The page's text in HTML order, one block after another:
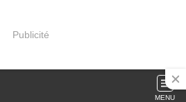
Publicité
MENU